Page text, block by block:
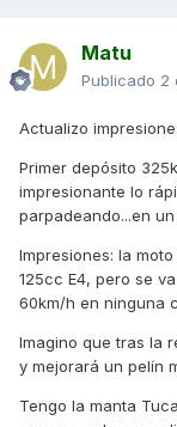
Matu
Publicado 2
Actualizo
Primer depósito
impresionante lo
parpadeando...en
Impresiones: la
125cc E4, pero se
60km/h en ninguna
Imagino que tras la
y mejorará un pelín
Tengo la manta